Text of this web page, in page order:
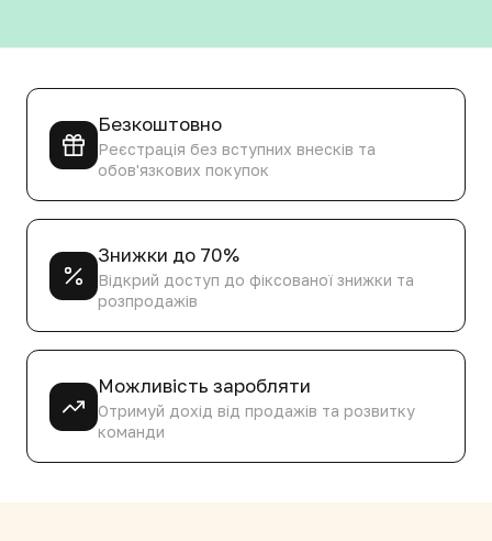
Безкоштовно
Реєстрація без вступних внесків та
обов'язкових покупок
Знижки до 70%
Відкрий доступ до фіксованої знижки та
розпродажів
Можливість заробляти
Отримуй дохід від продажів та розвитку
команди